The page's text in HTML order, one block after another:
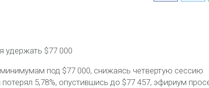
удержать $77 000
под $77 000, снижаясь четвертую сессию
5,78%, опустившись до $77 457, эфириум